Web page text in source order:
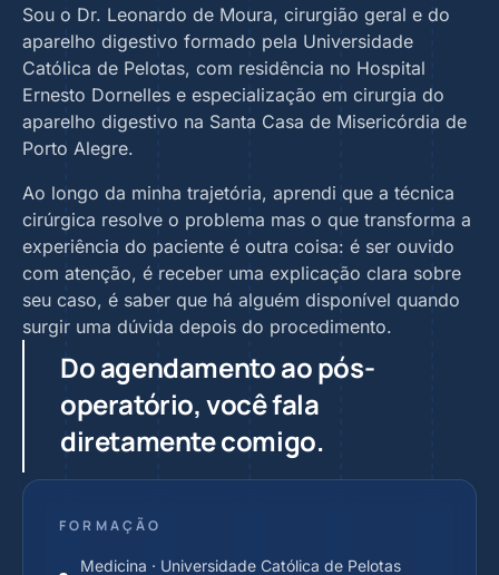
Sou o Dr. Leonardo de Moura, cirurgião geral e do
aparelho digestivo formado pela Universidade
Católica de Pelotas, com residência no Hospital
Ernesto Dornelles e especialização em cirurgia do
aparelho digestivo na Santa Casa de Misericórdia de
Porto Alegre.
Ao longo da minha trajetória, aprendi que a técnica
cirúrgica resolve o problema mas o que transforma a
experiência do paciente é outra coisa: é ser ouvido
com atenção, é receber uma explicação clara sobre
seu caso, é saber que há alguém disponível quando
surgir uma dúvida depois do procedimento.
Do agendamento ao pós-
operatório, você fala
diretamente comigo.
FORMAÇÃO
Medicina · Universidade Católica de Pelotas